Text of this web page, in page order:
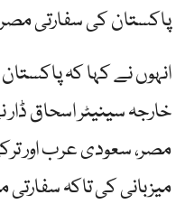
پاکستان کی سفارتی
انہوں نے کہا کہ پاکستان
خارجہ سینیٹر اسحاق
مصر، سعودی عرب اور
میزبانی کی تاکہ